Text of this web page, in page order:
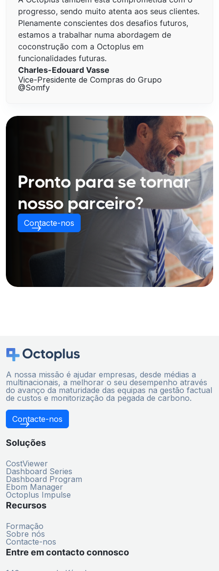
progresso, sendo muito atenta aos seus clientes.
Plenamente conscientes dos desafios futuros,
estamos a trabalhar numa abordagem de
coconstrução com a Octoplus em
funcionalidades futuras.
Charles-Edouard Vasse
Vice-Presidente de Compras do Grupo
@Somfy
Pronto para se tornar
nosso parceiro?
Contacte-nos
A nossa missão é ajudar empresas, desde médias a
multinacionais, a melhorar o seu desempenho através
do avanço da maturidade das equipas na gestão factual
de custos e monitorização da pegada de carbono.
Contacte-nos
Soluções
CostViewer
Dashboard Series
Dashboard Program
Ebom Manager
Octoplus Impulse
Recursos
Formação
Sobre nós
Contacte-nos
Entre em contacto connosco